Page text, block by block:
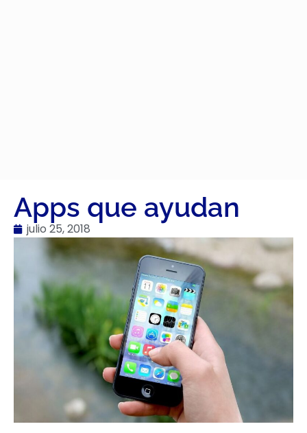
Apps que ayudan
julio 25, 2018